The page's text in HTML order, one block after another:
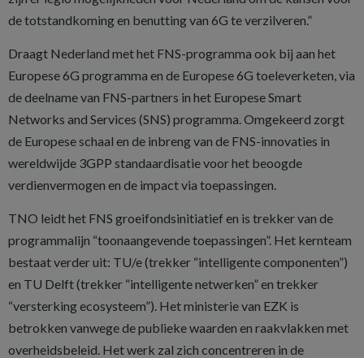
de totstandkoming en benutting van 6G te verzilveren.”
Draagt Nederland met het FNS-programma ook bij aan het
Europese 6G programma en de Europese 6G toeleverketen, via
de deelname van FNS-partners in het Europese Smart
Networks and Services (SNS) programma. Omgekeerd zorgt
de Europese schaal en de inbreng van de FNS-innovaties in
wereldwijde 3GPP standaardisatie voor het beoogde
verdienvermogen en de impact via toepassingen.
TNO leidt het FNS groeifondsinitiatief en is trekker van de
programmalijn “toonaangevende toepassingen”. Het kernteam
bestaat verder uit: TU/e (trekker “intelligente componenten”)
en TU Delft (trekker “intelligente netwerken” en trekker
“versterking ecosysteem”). Het ministerie van EZK is
betrokken vanwege de publieke waarden en raakvlakken met
overheidsbeleid. Het werk zal zich concentreren in de